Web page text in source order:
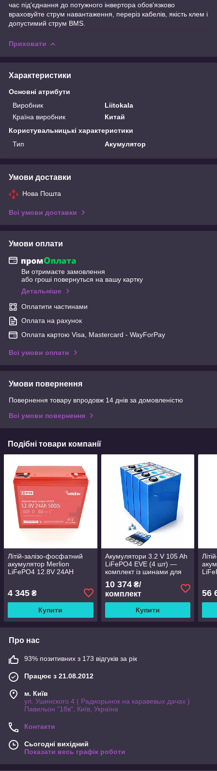
час під'єднання до потужного інвертора обов'язково
враховуйте струм навантаження, переріз кабелів, якість клем і
допустимий струм BMS.
Приховати
Характеристики
Основні атрибути
Виробник
Liitokala
Країна виробник
Китай
Користувальницькі характеристики
Тип
Акумулятор
Умови доставки
Нова Пошта
Всі умови доставки
Умови оплати
Ви отримаєте замовлення
або гроші повернуться на вашу картку
Детальніше
Оплатити частинами
Оплата на рахунок
Оплата картою Visa, Mastercard - WayForPay
Всі умови оплати
Умови повернення
Повернення товару впродовж 14 днів за домовленістю
Всі умови повернення
Подібні товари компанії
Літій-залізо-фосфатний
акумулятор Merlion
LiFePO4 12.8V 24AH
електротранспорту, 5000
циклів, Q6
4 345 ₴
Купити
Акумулятори 3.2 V 105 Ah
LiFePO4 EVE (4 шт) —
комплект із шинами для
10 374₴/
комплект
Купити
56
Про нас
93% позитивних з 173 відгуків за рік
Працює з 21.08.2012
м. Київ
ул. Ушинского 4 ( Радиорынок на каравевых дачах )
Павильон "18в", Київ, Україна
Контакти
Сьогодні вихідний
Показати весь графік роботи